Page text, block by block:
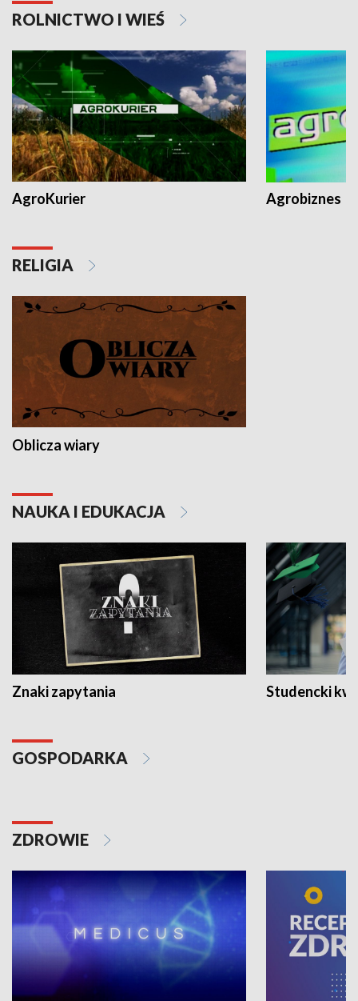
ROLNICTWO I WIEŚ
AgroKurier Agrobiznes
RELIGIA
Oblicza wiary
NAUKA I EDUKACJA
Znaki zapytania Studencki
GOSPODARKA
ZDROWIE